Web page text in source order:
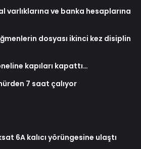
varlıklarına ve banka hesaplarına
dosyası ikinci kez disiplin
kapıları kapattı…
7 saat çalıyor
6A kalıcı yörüngesine ulaştı